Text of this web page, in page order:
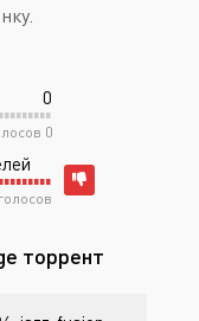
0
0
торрент